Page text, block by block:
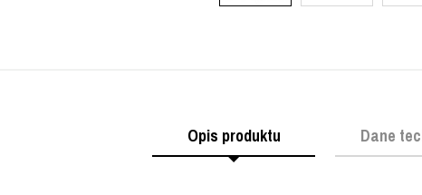
Opis produktu Dane